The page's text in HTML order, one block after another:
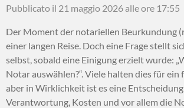
Pubblicato il 21 maggio 2026 alle ore 17:55
Der Moment der notariellen Beurkundung
einer langen Reise. Doch eine Frage stellt
selbst, sobald eine Einigung erzielt wurde:
Notar auswählen?“. Viele halten dies für ein
aber in Wirklichkeit ist es eine
Verantwortung, Kosten und vor allem die